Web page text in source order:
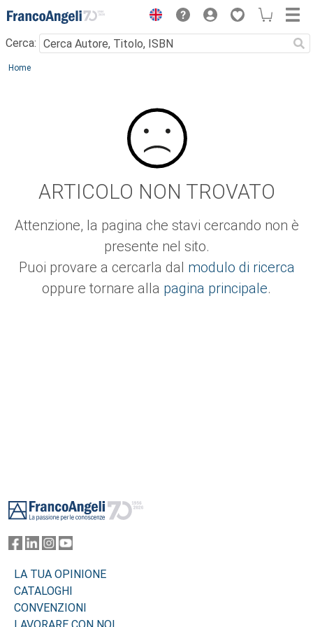
Menu
Cerca:
Main content
Home
ARTICOLO NON TROVATO
Attenzione, la pagina che stavi cercando non è
presente nel sito.
Puoi provare a cercarla dal modulo di ricerca
oppure tornare alla pagina principale.
LA TUA OPINIONE
CATALOGHI
CONVENZIONI